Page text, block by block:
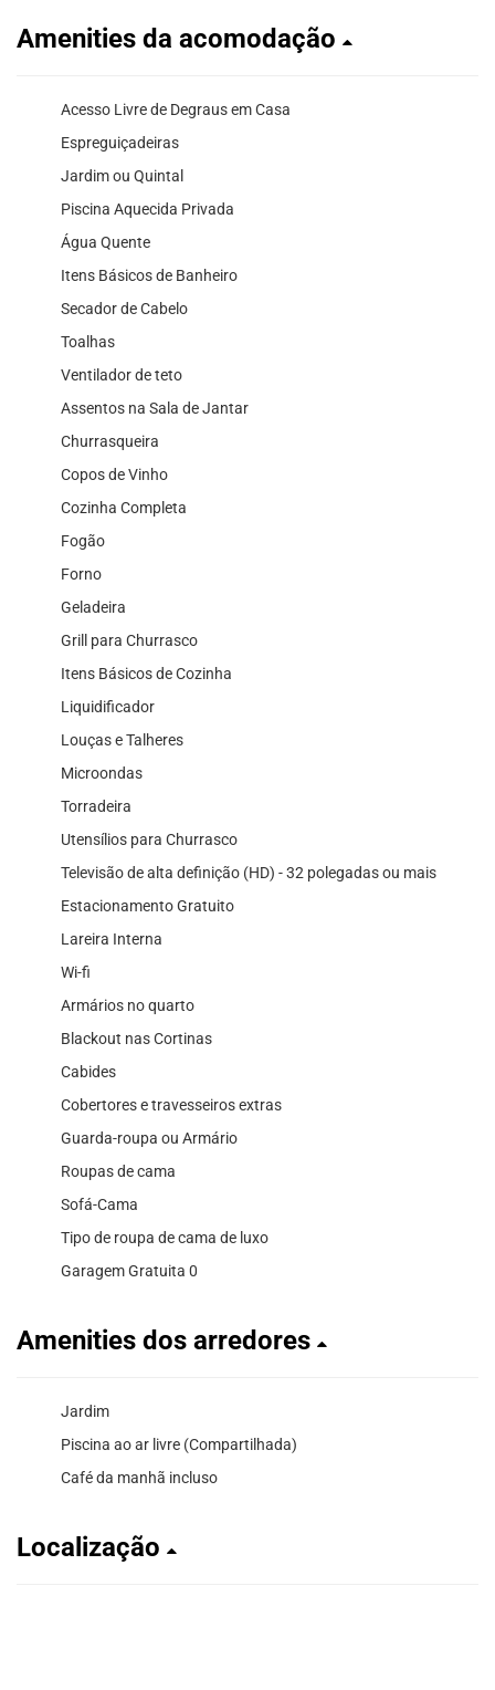
Amenities da acomodação
Acesso Livre de Degraus em Casa
Espreguiçadeiras
Jardim ou Quintal
Piscina Aquecida Privada
Água Quente
Itens Básicos de Banheiro
Secador de Cabelo
Toalhas
Ventilador de teto
Assentos na Sala de Jantar
Churrasqueira
Copos de Vinho
Cozinha Completa
Fogão
Forno
Geladeira
Grill para Churrasco
Itens Básicos de Cozinha
Liquidificador
Louças e Talheres
Microondas
Torradeira
Utensílios para Churrasco
Televisão de alta definição (HD) - 32 polegadas ou mais
Estacionamento Gratuito
Lareira Interna
Wi-fi
Armários no quarto
Blackout nas Cortinas
Cabides
Cobertores e travesseiros extras
Guarda-roupa ou Armário
Roupas de cama
Sofá-Cama
Tipo de roupa de cama de luxo
Garagem Gratuita 0
Amenities dos arredores
Jardim
Piscina ao ar livre (Compartilhada)
Café da manhã incluso
Localização